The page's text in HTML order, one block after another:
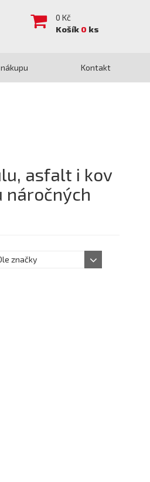
0 Kč
Košík 0 ks
nákupu Kontakt
asfalt i kov
náročných
značky